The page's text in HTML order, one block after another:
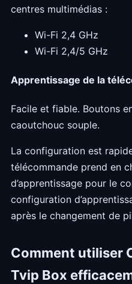
centres multimédias :
Wi-Fi 2,4 GHz
Wi-Fi 2,4/5 GHz
Apprentissage de la
Facile et fiable. Boutons
caoutchouc souple.
La configuration est
télécommande prend en
d’apprentissage pour le
configuration
après le changement de
Comment utiliser
Tvip Box